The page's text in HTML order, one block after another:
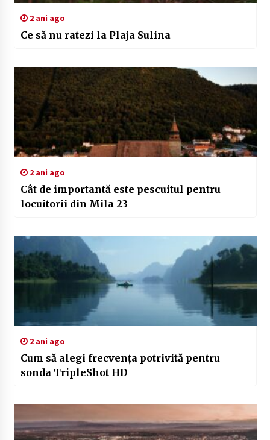
2 ani ago
Ce să nu ratezi la Plaja Sulina
2 ani ago
Cât de importantă este pescuitul pentru
locuitorii din Mila 23
2 ani ago
Cum să alegi frecvența potrivită pentru
sonda TripleShot HD